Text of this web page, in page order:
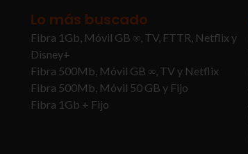
Lo más buscado
Fibra 1Gb, Móvil GB ∞, TV, FTTR, Netflix y
Disney+
Fibra 500Mb, Móvil GB ∞, TV y Netflix
Fibra 500Mb, Móvil 50 GB y Fijo
Fibra 1Gb + Fijo